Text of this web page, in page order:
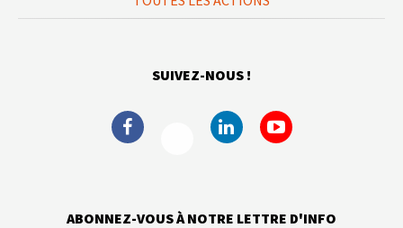
SUIVEZ-NOUS !
ABONNEZ-VOUS À NOTRE LETTRE D'INFO